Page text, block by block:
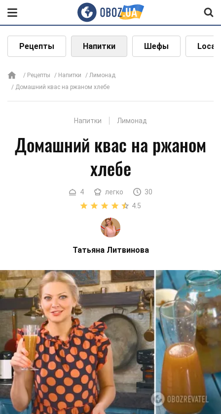
Рецепты Напитки Шефы Local
Рецепты Напитки
Лимонад
Домашний квас на ржаном хлебе
Напитки Лимонад
Домашний квас на ржаном
хлебе
4 легко
30
4.5
Татьяна Литвинова